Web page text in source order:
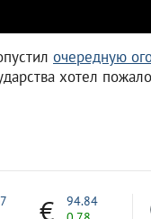
очередную
хотел
94.84